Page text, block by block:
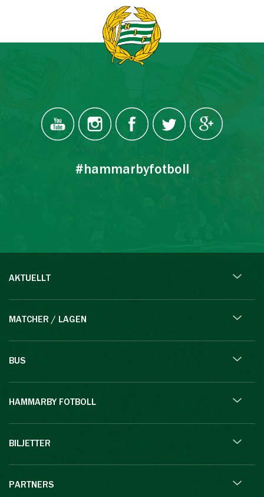
#hammarbyfotboll
AKTUELLT
MATCHER / LAGEN
BUS
HAMMARBY FOTBOLL
BILJETTER
PARTNERS